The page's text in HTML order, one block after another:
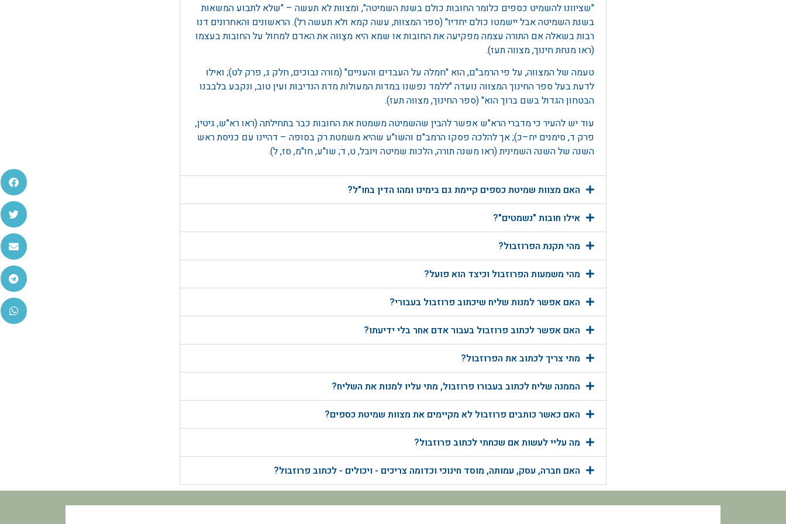
השליח איננו יכול לעשות שליח אחר לעניין זה. לכן כל אדם צריך למלא בעצמו את טופס השליחות.
יש שנהגו, לאחר כתיבת הפרוזבול, להלוות סכום סמלי ולקיים בסכום זה מצוות שמיטת כספים. לאחר מינוי השליח
לפרוזבול, ראוי אפוא להלוות הלוואה על דעת כך שהשליחות לא תחול עליה ולומר שזמן פירעונה יהיה לפני סוף שנת
השמיטה. הלוואה זו תינתן לאדם הזקוק לה או לגבאי צדקה שיעביר אותה לנצרכים.
"שציוונו להשמיט כספים כלומר החובות כולם בשנת השמיטה", ומצוות לא תעשה – "שלא לתבוע המשאות
בשנת השמיטה אבל יישמטו כולם יחדיו" (ספר המצוות, עשה קמא ולא תעשה רל). הראשונים והאחרונים דנו
רבות בשאלה אם התורה עצמה מפקיעה את החובות או שמא היא מצַווה את האדם למחול על החובות בעצמו
(ראו מנחת חינוך, מצווה תעז).
טעמה של המצווה, על פי הרמב"ם, הוא "חמלה על העבדים והעניים" (מורה נבוכים, חלק ג, פרק לט); ואילו
לדעת בעל ספר החינוך המצווה נועדה "ללמד נפשנו במדות המעולות מדת הנדיבות ועין טוב, ונקבע בלבבנו
הבטחון הגדול בשם ברוך הוא" (ספר החינוך, מצווה תעז).
עוד יש להעיר כי מדברי הרא"ש אפשר להבין שהשמיטה משמטת את החובות כבר בתחילתה (ראו רא"ש, גיטין,
פרק ד, סימנים יח–כ); אך להלכה פסקו הרמב"ם והשו"ע שהיא משמטת רק בסופה – דהיינו עם כניסת ראש
השנה של השנה השמינית (ראו משנה תורה, הלכות שמיטה ויובל, ט, ד; שו"ע, חו"מ, סז, ל).
האם מצוות שמיטת כספים קיימת גם בימינו ומהו הדין בחו"ל?
אילו חובות "נשמטים"?
מהי תקנת הפרוזבול?
מהי משמעות הפרוזבול וכיצד הוא פועל?
האם אפשר למנות שליח שיכתוב פרוזבול בעבורי?
האם אפשר לכתוב פרוזבול בעבור אדם אחר בלי ידיעתו?
מתי צריך לכתוב את הפרוזבול?
הממנה שליח לכתוב בעבורו פרוזבול, מתי עליו למנות את השליח?
האם כאשר כותבים פרוזבול לא מקיימים את מצוות שמיטת כספים?
מה עליי לעשות אם שכחתי לכתוב פרוזבול?
האם חברה, עסק, עמותה, מוסד חינוכי וכדומה צריכים - ויכולים - לכתוב פרוזבול?